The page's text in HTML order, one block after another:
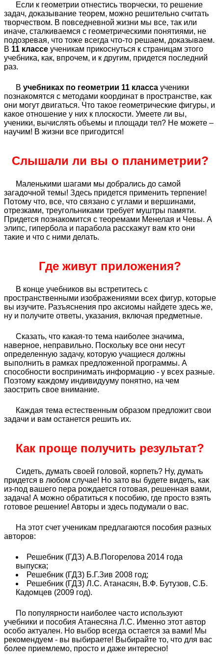
Если к геометрии отнестись творчески, то решение
задач, доказывание теорем, можно решительно считать
творчеством. В повседневной жизни мы все, так или
иначе, сталкиваемся с геометрическими понятиями, не
подозревая, что тоже всегда что-то решаем, доказываем.
В 11 классе ученикам прикоснуться к страницам этого
учебника, как, впрочем, и к другим, придется последний
раз.
В учебниках по геометрии 11 класса ученики
познакомятся с методами координат в пространстве, как
они могут двигаться. Что такое геометрические фигуры, и
какое отношение у них к плоскости. Умеете ли вы,
ученики, вычислять объемы и площади тел? Не можете –
научим! В жизни все пригодится!
Слышали ли вы о планиметрии?
Маленькими шагами мы добрались до самой
загадочной темы! Здесь придется применить терпение!
Потому что, все, что связано с углами и вершинами,
отрезками, треугольниками требует муштры памяти.
Придется познакомится с теоремами Менелая и Чевы. А
элипс, гипербола и парабола расскажут вам кто они
такие и что с ними делать.
Где живут приложения?
В конце учебников вы встретитесь с
пространственными изображениями всех фигур, которые
вы изучите. Разъяснения про аксиомы найдете здесь же,
ну и получите ответы, указания, включая предметные.
Сказать, что какая-то тема наиболее значима,
наверное, неправильно. Поскольку все они несут
определенную задачу, которую учащиеся должны
выполнить в рамках предложенной программы. А
способности воспринимать информацию - у всех разные.
Поэтому каждому индивидууму понятно, на чем
заострить свое внимание.
Каждая тема естественным образом предложит свои
задачи и вам останется решить их.
Как проще получить результат?
Сидеть, думать своей головой, корпеть? Ну, думать
придется в любом случае! Но зато вы будете видеть, как
из-под вашего пера рождается готовая, решенная вами,
задача! А можно обратиться к пособию, где просто взять
готовое решение! Авторы и здесь подумали о вас.
На этот счет ученикам предлагаются пособия разных
авторов:
Решебник (ГДЗ) А.В.Погорелова 2014 года
выпуска;
Решебник (ГДЗ) Б.Г.Зив 2008 год;
Решебник (ГДЗ) Л.С. Атанасян, В.Ф. Бутузов, С.Б.
Кадомцев (2009 год).
По популярности наиболее часто используют
учебники и пособия Атанесяна Л.С. Именно этот автор
особо актуален. Но выбор всегда остается за вами! Мы
рекомендуем - вы выбираете! Выбирайте то, что для вас
более приемлемо, просто и даже интересно!